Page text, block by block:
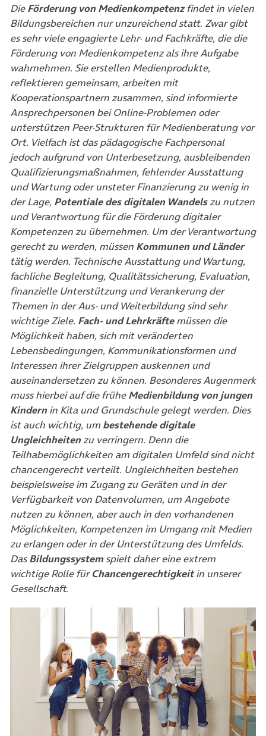
DieFörderung von Medienkompetenzfindet in vielen
Bildungsbereichen nur unzureichend statt. Zwar gibt
es sehr viele engagierte Lehr- und Fachkräfte, die die
Förderung von Medienkompetenz als ihre Aufgabe
wahrnehmen. Sie erstellen Medienprodukte,
reflektieren gemeinsam, arbeiten mit
Kooperationspartnern zusammen, sind informierte
Ansprechpersonen bei Online-Problemen oder
unterstützen Peer-Strukturen für Medienberatung vor
Ort. Vielfach ist das pädagogische Fachpersonal
jedoch aufgrund von Unterbesetzung, ausbleibenden
Qualifizierungsmaßnahmen, fehlender Ausstattung
und Wartung oder unsteter Finanzierung zu wenig in
der Lage, Potentiale des digitalen Wandelszu nutzen
und Verantwortung für die Förderung digitaler
Kompetenzen zu übernehmen. Um der Verantwortung
gerecht zu werden, müssen Kommunen und Länder
tätig werden. Technische Ausstattung und Wartung,
fachliche Begleitung, Qualitätssicherung, Evaluation,
finanzielle Unterstützung und Verankerung der
Themen in der Aus- und Weiterbildung sind sehr
wichtige Ziele. Fach- und Lehrkräftemüssen die
Möglichkeit haben, sich mit veränderten
Lebensbedingungen, Kommunikationsformen und
Interessen ihrer Zielgruppen auskennen und
auseinandersetzen zu können. Besonderes Augenmerk
muss hierbei auf die früheMedienbildung von jungen
Kindernin Kita und Grundschule gelegt werden. Dies
ist auch wichtig, um bestehende digitale
Ungleichheitenzu verringern. Denn die
Teilhabemöglichkeiten am digitalen Umfeld sind nicht
chancengerecht verteilt. Ungleichheiten bestehen
beispielsweise im Zugang zu Geräten und in der
Verfügbarkeit von Datenvolumen, um Angebote
nutzen zu können, aber auch in den vorhandenen
Möglichkeiten, Kompetenzen im Umgang mit Medien
zu erlangen oder in der Unterstützung des Umfelds.
DasBildungssystemspielt daher eine extrem
wichtige Rolle fürChancengerechtigkeitin unserer
Gesellschaft.